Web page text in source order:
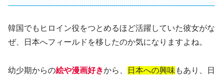
韓国でもヒロイン役をつとめるほど活躍していた彼女がな
ぜ、日本へフィールドを移したのか気になりますよね。
幼少期からの絵や漫画好きから、 日本への興味 もあり、日